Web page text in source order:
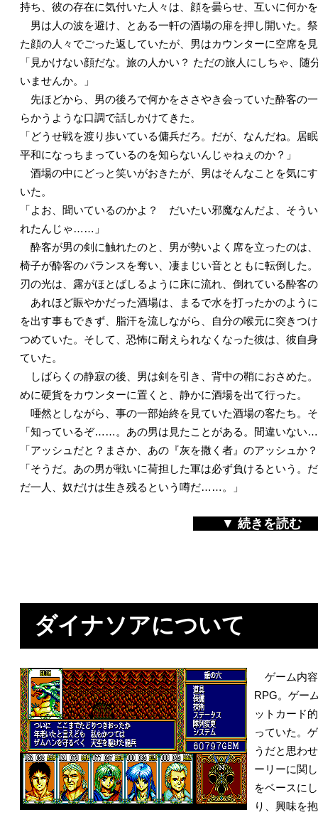
持ち、彼の存在に気付いた人々は、顔を曇らせ、互いに何か
男は人の波を避け、とある一軒の酒場の扉を押し開いた。
た顔の人々でごった返していたが、男はカウンターに空席を
「見かけない顔だな。旅の人かい？ ただの旅人にしちゃ、
いませんか。」
先ほどから、男の後ろで何かをささやき会っていた酔客の
らかうような口調で話しかけてきた。
「どうせ戦を渡り歩いている傭兵だろ。だが、なんだね。居
平和になっちまっているのを知らないんじゃねぇのか？」
酒場の中にどっと笑いがおきたが、男はそんなことを気に
いた。
「よお、聞いているのかよ？ だいたい邪魔なんだよ、そう
れたんじゃ……」
酔客が男の剣に触れたのと、男が勢いよく席を立ったのは
椅子が酔客のバランスを奪い、凄まじい音とともに転倒した
刃の光は、露がほとばしるように床に流れ、倒れている酔客
あれほど賑やかだった酒場は、まるで水を打ったかのよう
を出す事もできず、脂汗を流しながら、自分の喉元に突きつ
つめていた。そして、恐怖に耐えられなくなった彼は、彼自
ていた。
しばらくの静寂の後、男は剣を引き、背中の鞘におさめた
めに硬貨をカウンターに置くと、静かに酒場を出て行った。
唖然としながら、事の一部始終を見ていた酒場の客たち。
「知っているぞ……。あの男は見たことがある。間違いない
「アッシュだと？まさか、あの『灰を撒く者』のアッシュか
「そうだ。あの男が戦いに荷担した軍は必ず負けるという。
だ一人、奴だけは生き残るという噂だ……。」
▼ 続きを読む
ダイナソアについて
ゲーム内容
RPG。ゲー
ットカード
っていた。
うだと思わ
ーリーに関
をベースに
り、興味を